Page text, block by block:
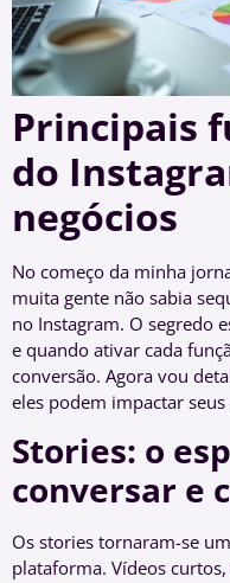
Principais
do
negócios
No começo da minha
muita gente não sabia
no Instagram. O segredo
e quando ativar cada
conversão. Agora vou
eles podem impactar
Stories: o
conversar e
Os stories tornaram-se
plataforma. Vídeos